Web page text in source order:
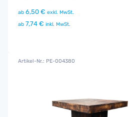
ab 6,50 € exkl. MwSt.
ab 7,74 € inkl. MwSt.
Artikel-Nr.: PE-004380